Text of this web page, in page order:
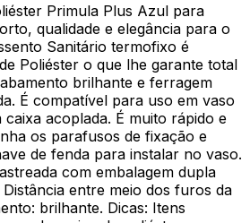
Primula Plus Azul para
qualidade e elegância para o
Sanitário termofixo é
Poliéster o que lhe garante total
brilhante e ferragem
É compatível para uso em vaso
acoplada. É muito rápido e
os parafusos de fixação e
de fenda para instalar no vaso.
com embalagem dupla
entre meio dos furos da
brilhante. Dicas: Itens